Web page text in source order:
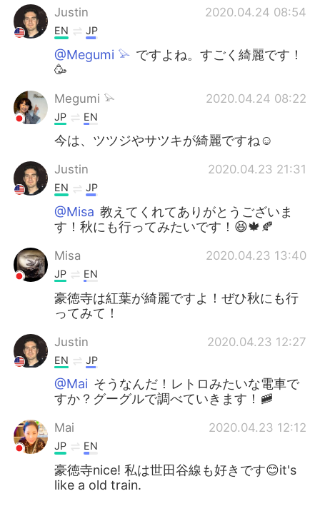
Justin
2020.04.24 08:54
EN JP
@Megumi 𓅫 ですよね。すごく綺麗です！
🥳
Megumi 𓅫 2020.04.24 08:22
JP EN
今は、ツツジやサツキが綺麗ですね☺️
Justin 2020.04.23 21:31
EN JP
@Misa 教えてくれてありがとうございま
す！秋にも行ってみたいです！😆🍁🍂
Misa 2020.04.23 13:40
JP EN
豪徳寺は紅葉が綺麗ですよ！ぜひ秋にも行
ってみて！
Justin 2020.04.23 12:27
EN JP
@Mai そうなんだ！レトロみたいな電車で
すか？グーグルで調べていきます！🚞
Mai 2020.04.23 12:12
JP EN
豪徳寺nice! 私は世田谷線も好きです😊it's
like a old train.